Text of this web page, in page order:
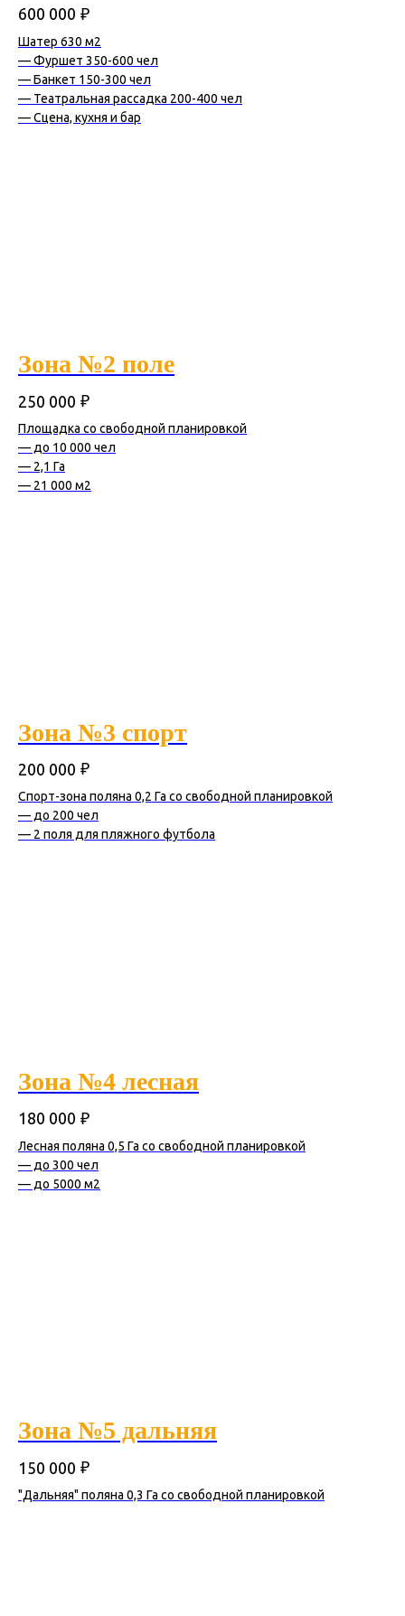
600 000 ₽
Шатер 630 м2
— Фуршет 350-600 чел
— Банкет 150-300 чел
— Театральная рассадка 200-400 чел
— Сцена, кухня и бар
Зона №2 поле
250 000 ₽
Площадка со свободной планировкой
— до 10 000 чел
— 2,1 Га
— 21 000 м2
Зона №3 спорт
200 000 ₽
Спорт-зона поляна 0,2 Га со свободной планировкой
— до 200 чел
— 2 поля для пляжного футбола
Зона №4 лесная
180 000 ₽
Лесная поляна 0,5 Га со свободной планировкой
— до 300 чел
— до 5000 м2
Зона №5 дальняя
150 000 ₽
"Дальняя" поляна 0,3 Га со свободной планировкой